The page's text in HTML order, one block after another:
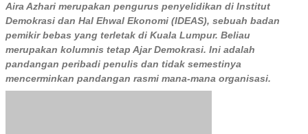
Aira Azhari merupakan pengurus penyelidikan di Institut
Demokrasi dan Hal Ehwal Ekonomi (IDEAS), sebuah badan
pemikir bebas yang terletak di Kuala Lumpur. Beliau
merupakan kolumnis tetap Ajar Demokrasi. Ini adalah
pandangan peribadi penulis dan tidak semestinya
mencerminkan pandangan rasmi mana-mana organisasi.